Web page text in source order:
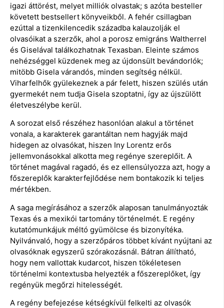
igazi áttörést, melyet milliók olvastak; s azóta besteller
követett bestsellert könyveikből. A fehér csillagban
ezúttal a tizenkilencedik századba kalauzolják el
olvasóikat a szerzők, ahol a porosz emigráns Waltherrel
és Giselával találkozhatnak Texasban. Eleinte számos
nehézséggel küzdenek meg az újdonsült bevándorlók;
mitöbb Gisela várandós, minden segítség nélkül.
Viharfelhők gyülekeznek a pár felett, hiszen szülés után
gyermekét nem tudja Gisela szoptatni, így az újszülött
életveszélybe kerül.
A sorozat első részéhez hasonlóan alakul a történet
vonala, a karakterek garantáltan nem hagyják majd
hidegen az olvasókat, hiszen Iny Lorentz erős
jellemvonásokkal alkotta meg regénye szereplőit. A
történet magával ragadó, és ez ellensúlyozza azt, hogy a
főszereplők karakterfejlődése nem bontakozik ki teljes
mértékben.
A saga megírásához a szerzők alaposan tanulmányozták
Texas és a mexikói tartomány történelmét. E regény
kutatómunkájuk méltó gyümölcse és bizonyítéka.
Nyilvánvaló, hogy a szerzőpáros többet kívánt nyújtani az
olvasóknak egyszerű szórakozásnál. Bátran állítható,
hogy nem vallottak kudarcot, hiszen tökéletesen
történelmi kontextusba helyezték a főszereplőket, így
regényük megőrzi hitelességét.
A regény befejezése kétségkívül felkelti az olvasók